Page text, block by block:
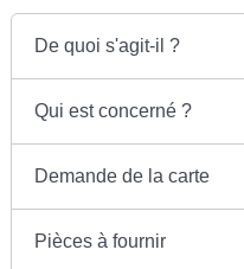
De quoi s'agit-il ?
Qui est concerné ?
Demande de la carte
Pièces à fournir